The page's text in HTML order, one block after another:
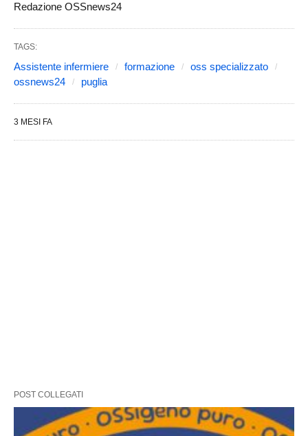
Redazione OSSnews24
TAGS:
Assistente infermiere formazione
oss specializzato
ossnews24
puglia
3 MESI FA
POST COLLEGATI